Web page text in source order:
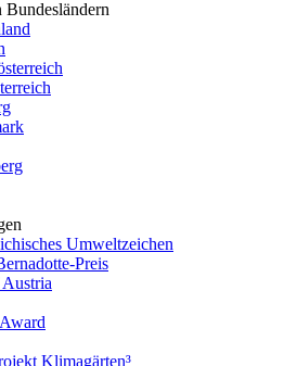
Bundesländern
Umweltzeichen
Preis
Klimagärten³